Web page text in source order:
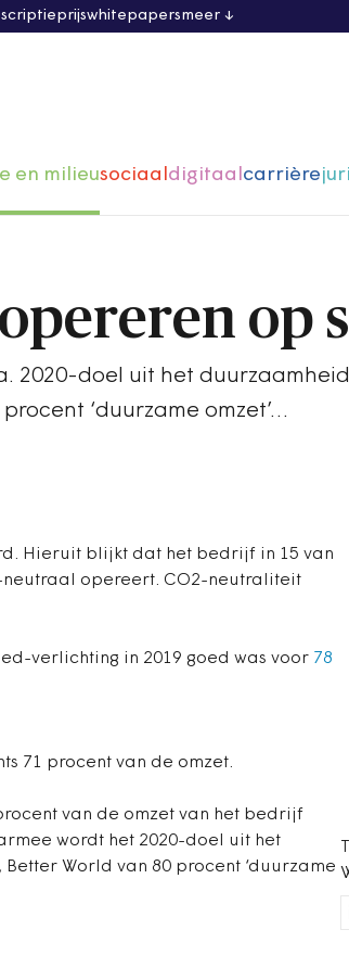
scriptieprijswhitepapersmeer
en milieusociaaldigitaalcarrière
op
2020-doel uit het
‘duurzame omzet’…
Hieruit blijkt dat het bedrijf in 15 van
opereert. CO2-neutraliteit
verlichting in 2019 goed was voor 78
71 procent van de omzet.
van de omzet van het bedrijf
wordt het 2020-doel uit het
World van 80 procent ‘duurzame